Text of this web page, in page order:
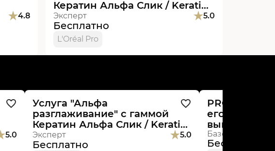
4.8
Кератин Альфа Слик / Keratin
Alpha Sleek..
Эксперт 5.0
Бесплатно
L'Oréal Pro
5.0
Услуга "Альфа
разглаживание" с гаммой
Кератин Альфа Слик / Keratin
Alpha Sleek..
Эксперт 5.0
Бесплатно
PRO
его
выгореть
Базовый
Бесплатно